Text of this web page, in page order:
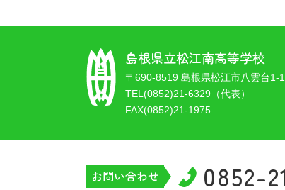
島根県立松江南高等学校
〒690-8519 島根県松江市八雲台1-
TEL(0852)21-6329（代表）
FAX(0852)21-1975
お問い合わせ 0852-